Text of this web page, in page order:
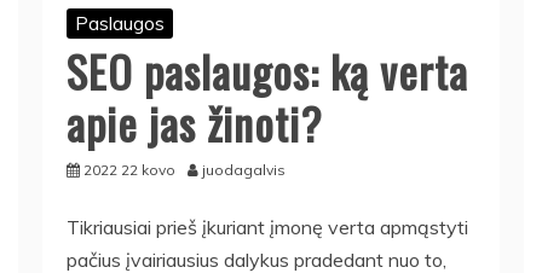
Paslaugos
SEO paslaugos: ką verta
apie jas žinoti?
2022 22 kovo juodagalvis
Tikriausiai prieš įkuriant įmonę verta apmąstyti
pačius įvairiausius dalykus pradedant nuo to,